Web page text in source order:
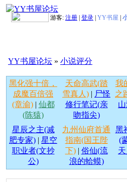
游客: 注册 登录 YY书屋
YY书屋论坛 » 小说评分
黑化强十倍，
成魔百倍强
(章渝)| 仙都
(陈猿)
天命高武(踏
雪真人) | 尸怪
修行笔记(亲
吻指尖)
我
之
星辰之主(减
肥专家) | 星空
职业者(文抄
公)
九州仙府首通
指南(国王陛
下)| 俗仙(流
浪的蛤蟆)
黑
(